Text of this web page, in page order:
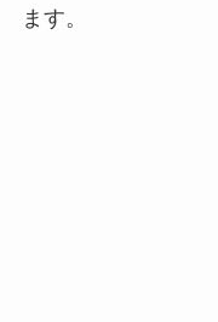
ます。